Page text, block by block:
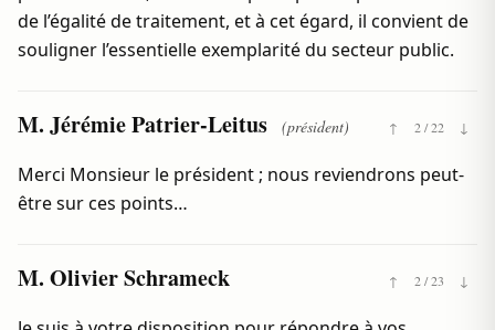
de l’égalité de traitement, et à cet égard, il convient de
souligner l’essentielle exemplarité du secteur public.
M. Jérémie Patrier-Leitus (président) ↑ 2 / 22 ↓
Merci Monsieur le président ; nous reviendrons peut-
être sur ces points…
M. Olivier Schrameck ↑ 2 / 23 ↓